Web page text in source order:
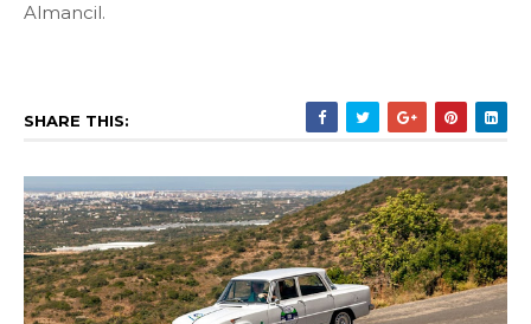
Almancil.
SHARE THIS: